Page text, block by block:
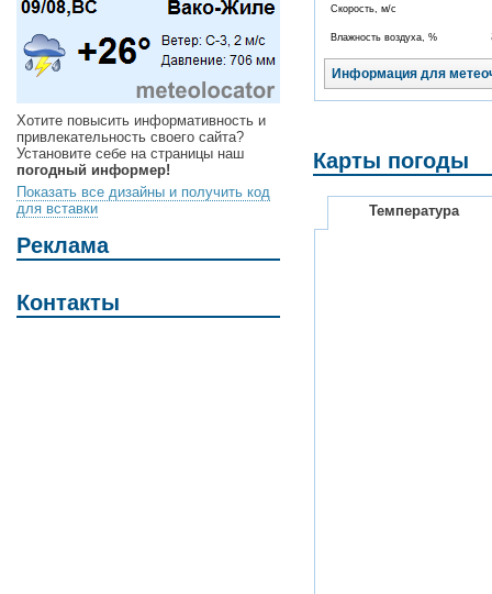
Хотите повысить информативность и
привлекательность своего сайта?
Установите себе на страницы наш
погодный информер!
Показать все дизайны и получить код
для вставки
Реклама
Контакты
Скорость, м/с
Влажность воздуха, %
Информация для
Карты погоды
Температура